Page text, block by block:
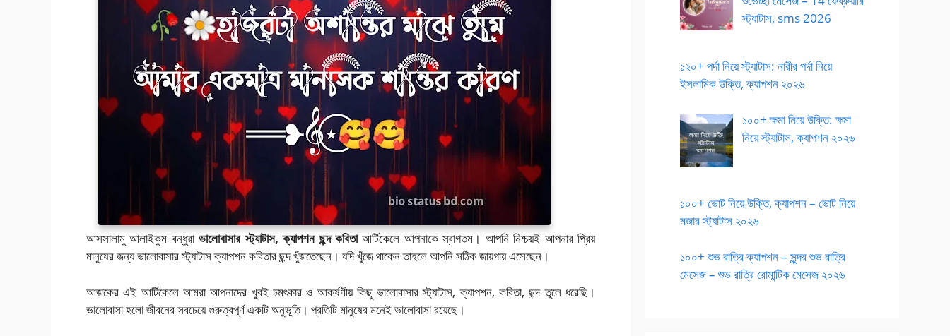
আসসালামু আলাইকুম বন্ধুরাভালোবাসার স্ট্যাটাস, ক্যাপশন ছন্দ কবিতাআর্টিকেলে আপনাকে স্বাগতম। আপনি নিশ্চয়ই আপনার প্রিয়
মানুষের জন্য ভালোবাসার স্ট্যাটাস ক্যাপশন কবিতার ছন্দ খুঁজতেছেন। যদি খুঁজে থাকেন তাহলে আপনি সঠিক জায়গায় এসেছেন।
আজকের এই আর্টিকেলে আমরা আপনাদের খুবই চমৎকার ও আকর্ষণীয় কিছু ভালোবাসার স্ট্যাটাস, ক্যাপশন, কবিতা, ছন্দ তুলে ধরেছি।
ভালোবাসা হলো জীবনের সবচেয়ে গুরুত্বপূর্ণ একটি অনুভূতি। প্রতিটি মানুষের মনেই ভালোবাসা রয়েছে।
স্ট্যাটাস, sms 2026
১২০+ পর্দা নিয়ে স্ট্যাটাস: নারীর পর্দা নিয়ে
ইসলামিক উক্তি, ক্যাপশন ২০২৬
১০০+ ক্ষমা নিয়ে উক্তি: ক্ষমা
নিয়ে স্ট্যাটাস, ক্যাপশন ২০২৬
১০০+ ভোট নিয়ে উক্তি, ক্যাপশন – ভোট নিয়ে
মজার স্ট্যাটাস ২০২৬
১০০+ শুভ রাত্রি ক্যাপশন – সুন্দর শুভ রাত্রি
মেসেজ – শুভ রাত্রি রোমান্টিক মেসেজ ২০২৬